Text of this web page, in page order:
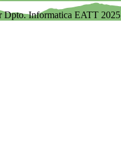
Dpto. Informatica EATT 2025